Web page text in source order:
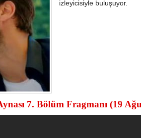
izleyicisiyle buluşuyor.
7. Bölüm Fragmanı (19